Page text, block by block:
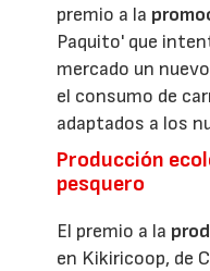
premio a la
Paquito' que
mercado un
el consumo de
adaptados a los
Producción
pesquero
El premio a la
en Kikiricoop, de